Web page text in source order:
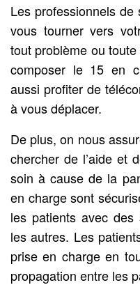
Les professionnels
vous tourner vers
tout problème ou
composer le 15 en
aussi profiter de
à vous déplacer.
De plus, on nous
chercher de l’aide et
soin à cause de la
en charge sont
les patients avec des
les autres. Les
prise en charge en
propagation entre les